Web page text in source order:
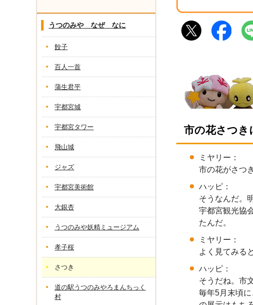
市の花さつき
ミヤリー：
市の花がさつ
ハッピ：
そうなんだ。
宇都宮観光協
たんだ。
ミヤリー：
よく見てみる
ハッピ：
そうだね。市
毎年5月末頃
うつのみや なぜ なに
餃子
百人一首
蒲生君平
宇都宮城
宇都宮タワー
飛山城
ジャズ
宇都宮美術館
大銀杏
うつのみや妖精ミュージアム
孝子桜
さつき
道の駅うつのみやろまんちっく
村